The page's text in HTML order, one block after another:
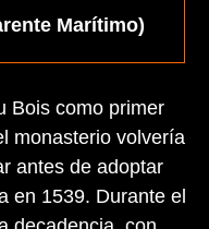
Marítimo)
Bois como primer
monasterio volvería
antes de adoptar
en 1539. Durante el